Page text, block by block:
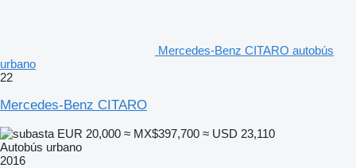
Mercedes-Benz CITARO autobús
urbano
22
Mercedes-Benz CITARO
EUR 20,000 ≈ MX$397,700 ≈ USD 23,110
Autobús urbano
2016